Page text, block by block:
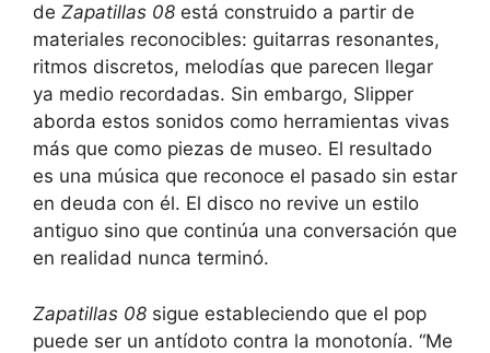
de Zapatillas 08 está construido a partir de
materiales reconocibles: guitarras resonantes,
ritmos discretos, melodías que parecen llegar
ya medio recordadas. Sin embargo, Slipper
aborda estos sonidos como herramientas vivas
más que como piezas de museo. El resultado
es una música que reconoce el pasado sin estar
en deuda con él. El disco no revive un estilo
antiguo sino que continúa una conversación que
en realidad nunca terminó.
Zapatillas 08 sigue estableciendo que el pop
puede ser un antídoto contra la monotonía. “Me